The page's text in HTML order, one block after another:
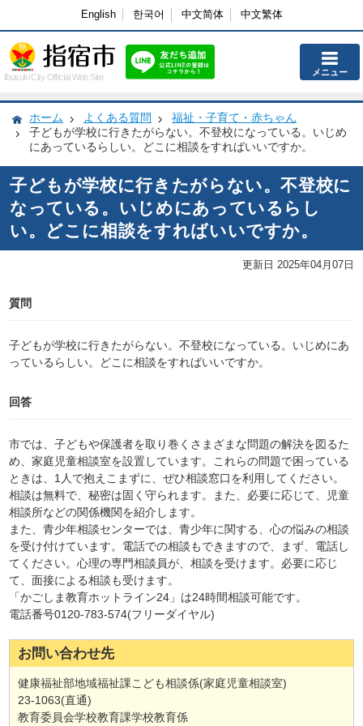
English 한국어 中文简体 中文繁体
Ibusuki City Official Web Site メニュー
ホーム よくある質問
福祉・子育て・赤ちゃん
子どもが学校に行きたがらない。不登校になっている。いじめ
にあっているらしい。どこに相談をすればいいですか。
子どもが学校に行きたがらない。不登校に
なっている。いじめにあっているらし
い。どこに相談をすればいいですか。
更新日 2025年04月07日
質問
子どもが学校に行きたがらない。不登校になっている。いじめにあ
っているらしい。どこに相談をすればいいですか。
回答
市では、子どもや保護者を取り巻くさまざまな問題の解決を図るた
め、家庭児童相談室を設置しています。これらの問題で困っている
ときは、1人で抱えこまずに、ぜひ相談窓口を利用してください。
相談は無料で、秘密は固く守られます。また、必要に応じて、児童
相談所などの関係機関を紹介します。
また、青少年相談センターでは、青少年に関する、心の悩みの相談
を受け付けています。電話での相談もできますので、まず、電話し
てください。心理の専門相談員が、相談を受けます。必要に応じ
て、面接による相談も受けます。
「かごしま教育ホットライン24」は24時間相談可能です。
電話番号0120-783-574(フリーダイヤル)
お問い合わせ先
健康福祉部地域福祉課こども相談係(家庭児童相談室)
23-1063(直通)
教育委員会学校教育課学校教育係